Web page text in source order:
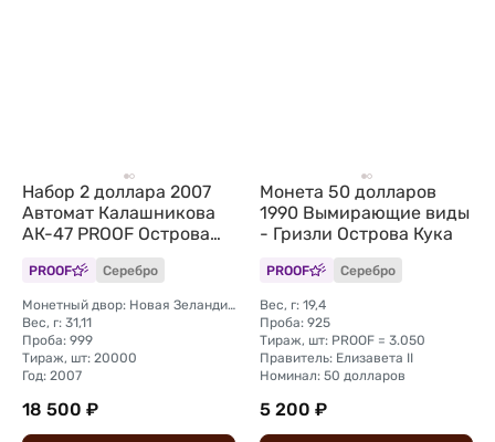
Набор 2 доллара 2007
Автомат Калашникова
АК-47 PROOF Острова
Кука 2 монеты (футляр)
PROOF Серебро
Монетный двор: Новая Зеландия, Окленд
Вес, г: 31,11
Проба: 999
Тираж, шт: 20000
Год: 2007
18 500 ₽
Монета 50 долларов
1990 Вымирающие виды
- Гризли Острова Кука
PROOF Серебро
Вес, г: 19,4
Проба: 925
Тираж, шт: PROOF = 3.050
Правитель: Елизавета II
Номинал: 50 долларов
5 200 ₽